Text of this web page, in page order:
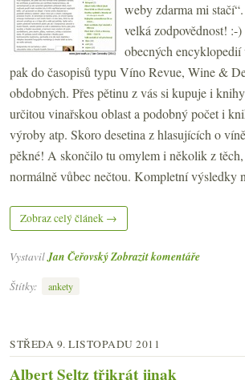
weby zdarma mi
velká zodpovědnost! :-
obecných encyklopedií
pak do časopisů typu Víno Revue, Wine &
obdobných. Přes pětinu z vás si kupuje i
určitou vinařskou oblast a podobný počet i
výroby atp. Skoro desetina z hlasujících o
pěkné! A skončilo tu omylem i několik z
normálně vůbec nečtou. Kompletní výsledky
Zobraz celý článek →
VystavilJan ČeřovskýZobrazit komentáře
Štítky:
ankety
STŘEDA 9. LISTOPADU 2011
Albert Seltz třikrát jinak